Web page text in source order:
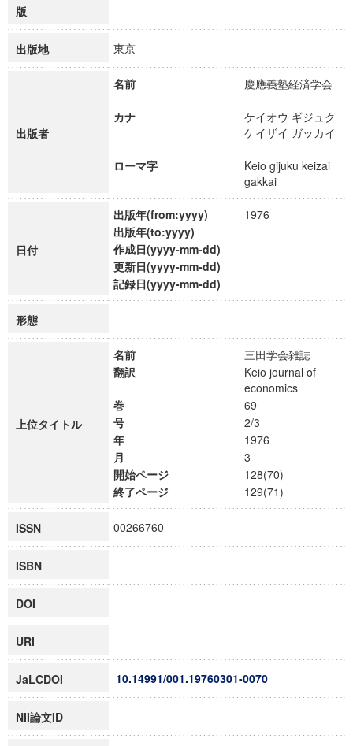
版
出版地 東京
出版者
名前 慶應義塾経済学会
カナ
ケイオウ ギジュク
ケイザイ ガッカイ
ローマ字
Keio gijuku keizai
gakkai
日付
出版年(from:yyyy)
1976
出版年(to:yyyy)
作成日(yyyy-mm-dd)
更新日(yyyy-mm-dd)
記録日(yyyy-mm-dd)
形態
上位タイトル
名前
三田学会雑誌
翻訳
Keio journal of
economics
巻
69
号
2/3
年
1976
月
3
開始ページ
128(70)
終了ページ
129(71)
ISSN 00266760
ISBN
DOI
URI
JaLCDOI 10.14991/001.19760301-0070
NII論文ID